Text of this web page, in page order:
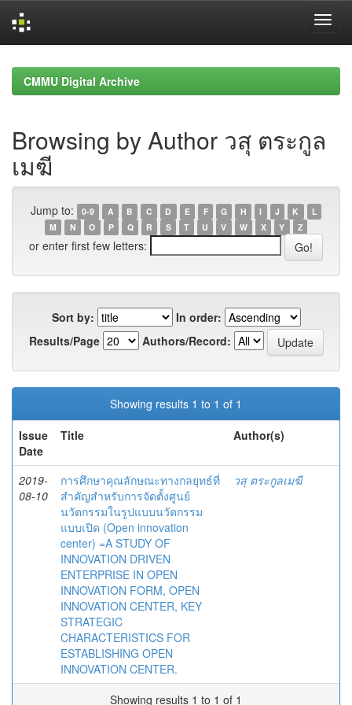
navigationCMMU Digital Archive
Browsing by Author วสุ ตระกูล
เมฆี
Jump to: 0-9 A B C D E F G H I J K
L
M
N O P Q R S T U V W X Y Z
or enter first few letters:
Sort by:
In order:
Results/Page
Authors/Record:
Showing results 1 to 1 of 1
Issue
Date
Title Author(s)
2019-
08-10
การศึกษาคุณลักษณะทางกลยุทธ์ที่
สำคัญสำหรับการจัดตั้งศูนย์
นวัตกรรมในรูปแบบนวัตกรรม
แบบเปิด (Open innovation
center) =A STUDY OF
INNOVATION DRIVEN
ENTERPRISE IN OPEN
INNOVATION FORM, OPEN
INNOVATION CENTER, KEY
STRATEGIC
CHARACTERISTICS FOR
ESTABLISHING OPEN
INNOVATION CENTER.
วสุ ตระกูลเมฆี
Showing results 1 to 1 of 1